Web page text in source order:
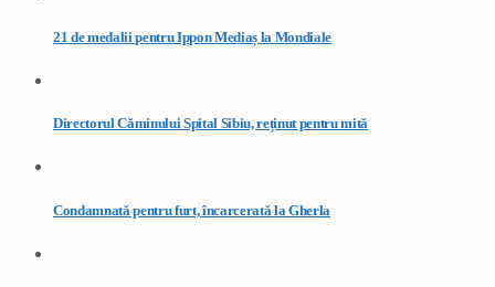
21 de medalii pentru Ippon Mediaș la Mondiale
Directorul Căminului Spital Sibiu, reținut pentru mită
Condamnată pentru furt, încarcerată la Gherla